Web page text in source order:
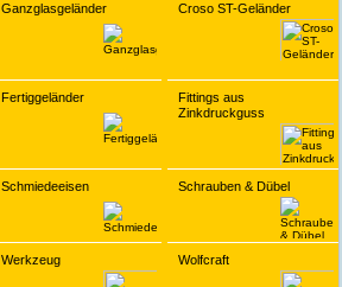
Ganzglasgeländer Croso ST-Geländer
Fertiggeländer
Fittings aus
Zinkdruckguss
Schmiedeeisen Schrauben & Dübel
Werkzeug Wolfcraft